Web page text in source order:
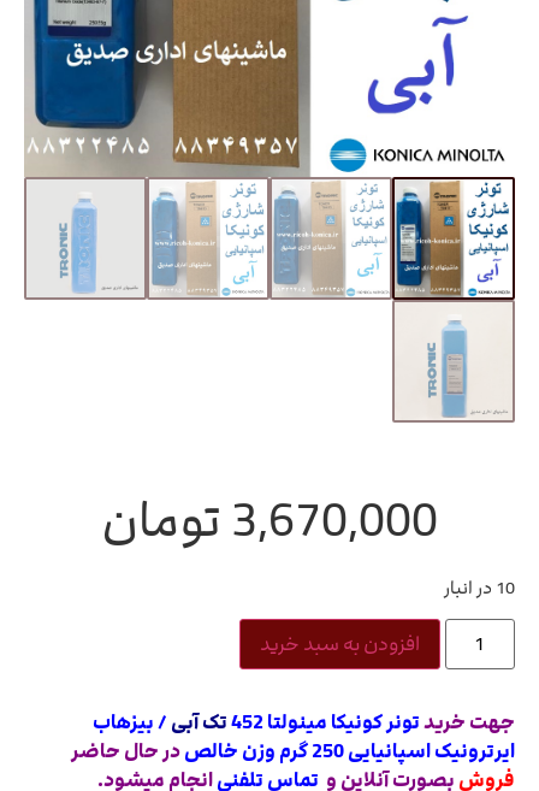
3,670,000 تومان
10 در انبار
افزودن به سبد خرید
جهت خریدتونر کونیکا مینولتا 452 تک آبی / بیزهاب
ایرترونیک اسپانیایی 250 گرم وزن خالص
در حال حاضر
فروش بصورت آنلاین و تماس تلفنیانجام میشود.